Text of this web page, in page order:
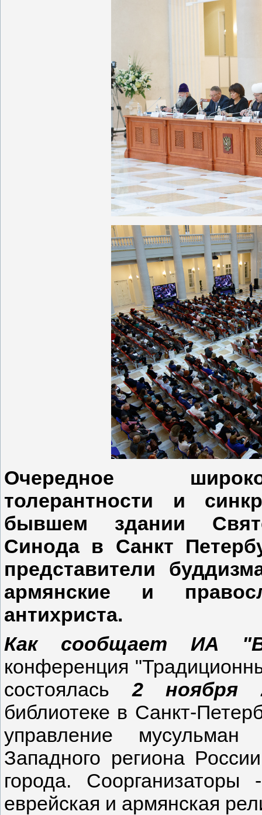
Очередное
толерантности и
бывшем здании
Синода в Санкт
представители
армянские и
антихриста.
Как сообщает ИА
конференция
состоялась 2 ноября
библиотеке в Санкт-
управление
Западного региона
города. Соорганизаторы
еврейская и армянская